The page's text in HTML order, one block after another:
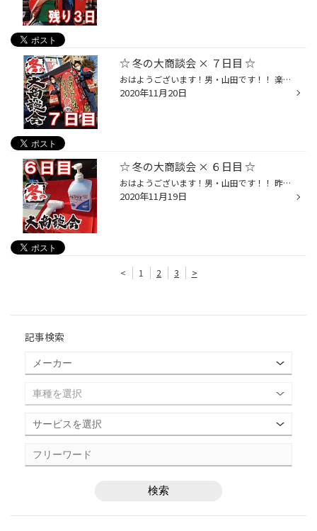
☆ 冬の大商談会 × ７日目 ☆
おはようございます！男・山田です！！ 楽しい時間は早いもので... 冬の大商談会 [ 2020 ] は、 本日で７日目を迎えます☆(^^)v 昨日も平日の中、 たくさんの方にご来店を頂きました☆ タイヤのご相談はもちろん!! 期間中はエンジンオイル&バッテリーの 交換工賃も無料なので、 この機会に [ 愛車メン...
2020年11月20日
☆ 冬の大商談会 × ６日目 ☆
おはようございます！男・山田です！！ 昨日は、お休みを頂いておりましたが... 本日よりｯ！" お祭再開 " とさせて頂きます☆(^^)/ ただただ盛り上がるだけではなく！ もちろん！除菌・検温・換気と 【 ウイルス感染予防対策 】 も しっかりと施し開催しております!! ご来店の際には、 お手数ではご...
2020年11月19日
< 1 2 3 >
記事検索